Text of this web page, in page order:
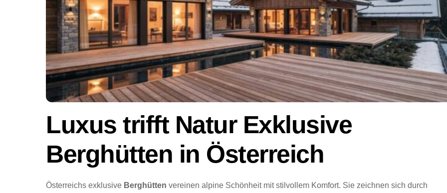
Luxus trifft Natur Exklusive
Berghütten in Österreich
Österreichs exklusive Berghütten vereinen alpine Schönheit mit stilvollem Komfort. Sie zeichnen sich durch